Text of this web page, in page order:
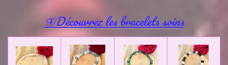
🦋Découvrez les bracelets soins